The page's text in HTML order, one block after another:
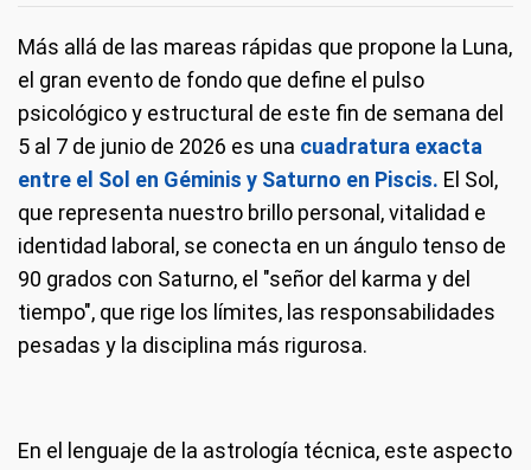
Más allá de las mareas rápidas que propone la Luna,
el gran evento de fondo que define el pulso
psicológico y estructural de este fin de semana del
5 al 7 de junio de 2026 es una cuadratura exacta
entre el Sol en Géminis y Saturno en Piscis. El Sol,
que representa nuestro brillo personal, vitalidad e
identidad laboral, se conecta en un ángulo tenso de
90 grados con Saturno, el "señor del karma y del
tiempo", que rige los límites, las responsabilidades
pesadas y la disciplina más rigurosa.
En el lenguaje de la astrología técnica, este aspecto